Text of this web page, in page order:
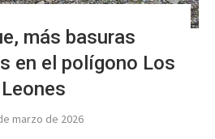
más basuras
en el polígono Los
Leones
marzo de 2026